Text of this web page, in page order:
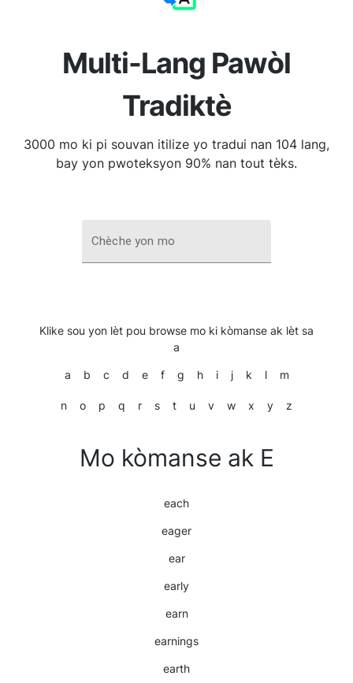
Multi-Lang Pawòl
Tradiktè
3000 mo ki pi souvan itilize yo tradui nan 104 lang,
bay yon pwoteksyon 90% nan tout tèks.
Chèche yon mo
Klike sou yon lèt pou browse mo ki kòmanse ak lèt sa
a
a b c d e f g h i j k l m
n o p q r s t u v w x y z
Mo kòmanse ak E
each
eager
ear
early
earn
earnings
earth